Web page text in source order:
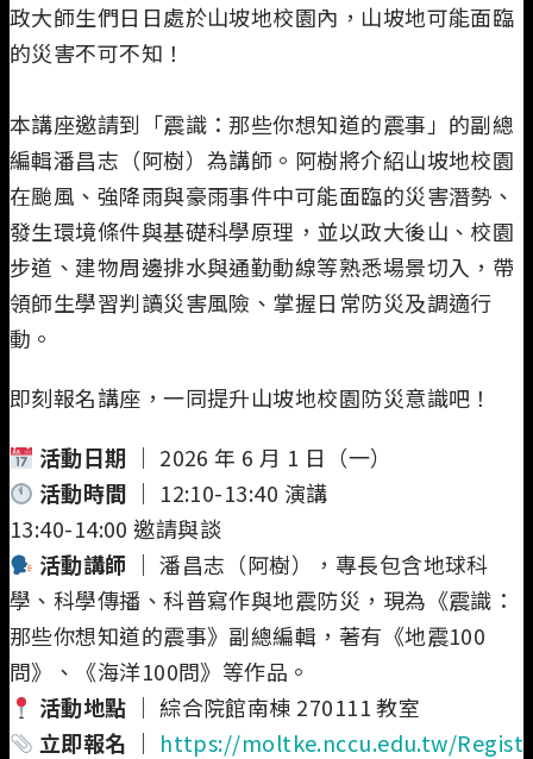
政大師生們日日處於山坡地校園內，山坡地可能面臨
的災害不可不知！
本講座邀請到「震識：那些你想知道的震事」的副總
編輯潘昌志（阿樹）為講師。阿樹將介紹山坡地校園
在颱風、強降雨與豪雨事件中可能面臨的災害潛勢、
發生環境條件與基礎科學原理，並以政大後山、校園
步道、建物周邊排水與通勤動線等熟悉場景切入，帶
領師生學習判讀災害風險、掌握日常防災及調適行
動。
即刻報名講座，一同提升山坡地校園防災意識吧！
活動日期 ｜ 2026 年 6 月 1 日（一）
活動時間 ｜ 12:10-13:40 演講
13:40-14:00 邀請與談
活動講師 ｜ 潘昌志（阿樹），專長包含地球科
學、科學傳播、科普寫作與地震防災，現為《震識：
那些你想知道的震事》副總編輯，著有《地震100
問》、《海洋100問》等作品。
活動地點 ｜ 綜合院館南棟 270111 教室
立即報名 ｜ https://moltke.nccu.edu.tw/Regist